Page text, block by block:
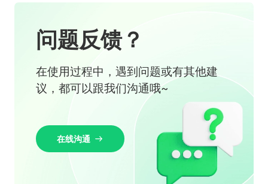
问题反馈？
在使用过程中，遇到问题或有其他建
议，都可以跟我们沟通哦~
在线沟通